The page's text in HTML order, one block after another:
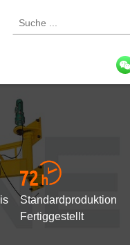
Standardproduktion
Fertiggestellt